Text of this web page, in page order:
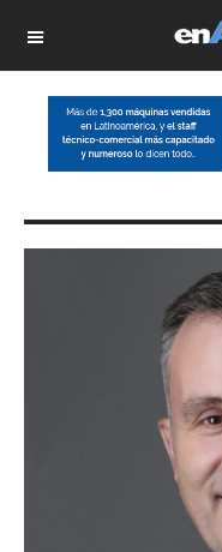
OFF CANVAS